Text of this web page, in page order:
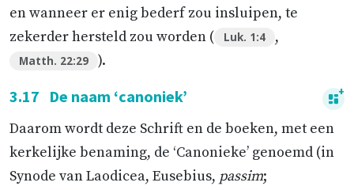
en wanneer er enig bederf zou insluipen, te
zekerder hersteld zou worden (
Luk. 1:4 ,
Matth. 22:29 ).
3.17 De naam ‘canoniek’
Daarom wordt deze Schrift en de boeken, met een
kerkelijke benaming, de ‘Canonieke’ genoemd (in
Synode van Laodicea, Eusebius, passim;